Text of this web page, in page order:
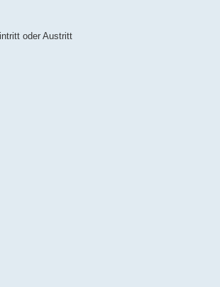
oder Austritt